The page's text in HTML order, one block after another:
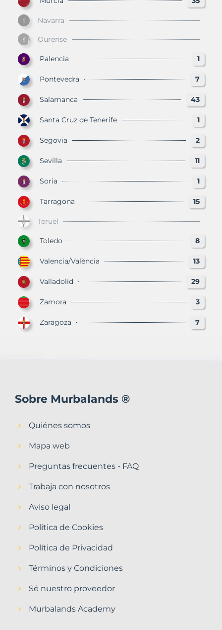
Navarra
Ourense
Palencia 1
Pontevedra 7
Salamanca 43
Santa Cruz de Tenerife 1
Segovia 2
Sevilla 11
Soria 1
Tarragona 15
Teruel
Toledo 8
Valencia/València 13
Valladolid 29
Zamora 3
Zaragoza 7
Sobre Murbalands ®
Quiénes somos
Mapa web
Preguntas frecuentes - FAQ
Trabaja con nosotros
Aviso legal
Política de Cookies
Política de Privacidad
Términos y Condiciones
Sé nuestro proveedor
Murbalands Academy